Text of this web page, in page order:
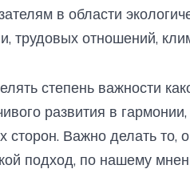
в области
трудовых отношений,
степень важности
развития в
сторон. Важно делать то,
подход, по нашему